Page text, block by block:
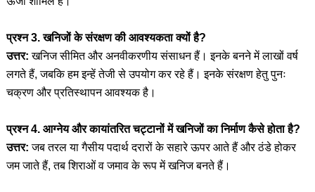
प्रश्न 3. खनिजों के संरक्षण की आवश्यकता क्यों है?
उत्तर: खनिज सीमित और अनवीकरणीय संसाधन हैं। इनके बनने में लाखों वर्ष
लगते हैं, जबकि हम इन्हें तेजी से उपयोग कर रहे हैं। इनके संरक्षण हेतु पुनः
चक्रण और प्रतिस्थापन आवश्यक है।
प्रश्न 4. आग्नेय और कायांतरित चट्टानों में खनिजों का निर्माण कैसे होता है?
उत्तर: जब तरल या गैसीय पदार्थ दरारों के सहारे ऊपर आते हैं और ठंडे होकर
जम जाते हैं, तब शिराओं व जमाव के रूप में खनिज बनते हैं।